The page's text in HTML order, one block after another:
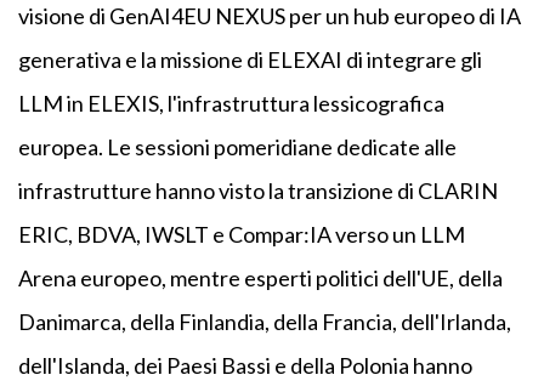
visione di GenAI4EU NEXUS per un hub europeo di IA
generativa e la missione di ELEXAI di integrare gli
LLM in ELEXIS, l'infrastruttura lessicografica
europea. Le sessioni pomeridiane dedicate alle
infrastrutture hanno visto la transizione di CLARIN
ERIC, BDVA, IWSLT e Compar:IA verso un LLM
Arena europeo, mentre esperti politici dell'UE, della
Danimarca, della Finlandia, della Francia, dell'Irlanda,
dell'Islanda, dei Paesi Bassi e della Polonia hanno